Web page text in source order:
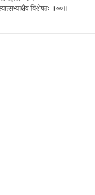
विशेषतः ॥७०॥